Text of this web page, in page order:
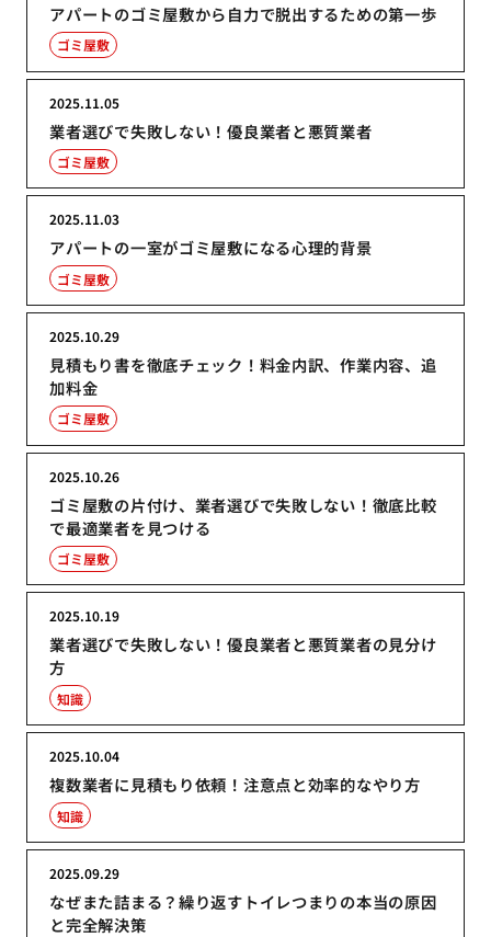
アパートのゴミ屋敷から自力で脱出するための第一歩
ゴミ屋敷
業者選びで失敗しない！優良業者と悪質業者
2025.11.05
ゴミ屋敷
アパートの一室がゴミ屋敷になる心理的背景
2025.11.03
ゴミ屋敷
見積もり書を徹底チェック！料金内訳、作業内容、追
加料金
2025.10.29
ゴミ屋敷
ゴミ屋敷の片付け、業者選びで失敗しない！徹底比較
で最適業者を見つける
2025.10.26
ゴミ屋敷
業者選びで失敗しない！優良業者と悪質業者の見分け
方
2025.10.19
知識
複数業者に見積もり依頼！注意点と効率的なやり方
2025.10.04
知識
なぜまた詰まる？繰り返すトイレつまりの本当の原因
と完全解決策
2025.09.29